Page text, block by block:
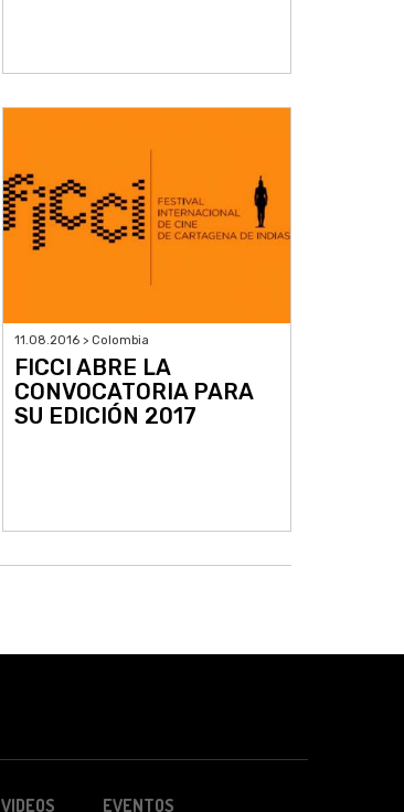
11.08.2016 > Colombia
FICCI ABRE LA
CONVOCATORIA PARA
SU EDICIÓN 2017
VIDEOS EVENTOS